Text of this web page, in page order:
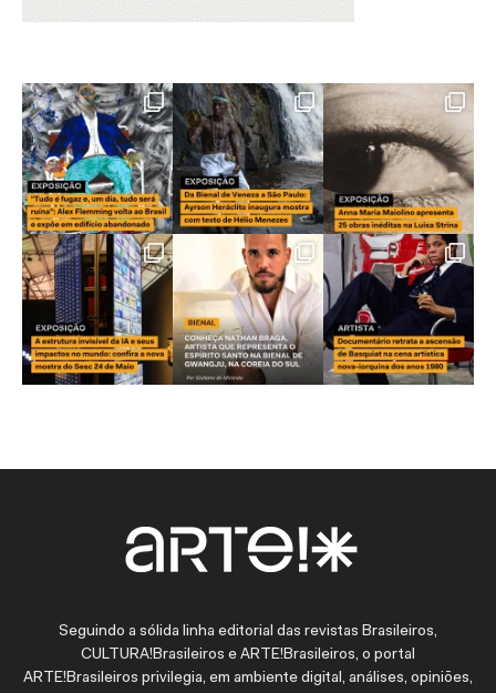
Seguindo a sólida linha editorial das revistas Brasileiros,
CULTURA!Brasileiros e ARTE!Brasileiros, o portal
ARTE!Brasileiros privilegia, em ambiente digital, análises, opiniões,